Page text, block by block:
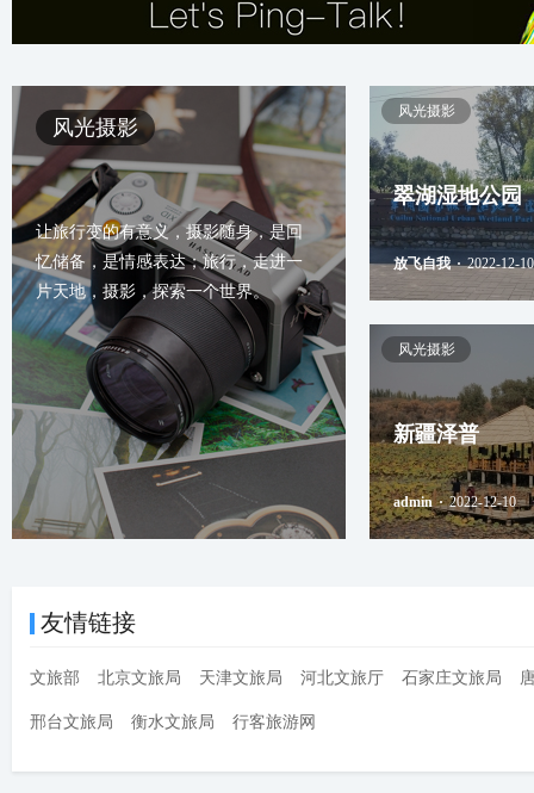
风光摄影
让旅行变的有意义，摄影随身，是回
忆储备，是情感表达；旅行，走进一
片天地，摄影，探索一个世界。
风光摄影
翠湖湿地公园
放飞自我 · 2022-12-10
风光摄影
新疆泽普
admin · 2022-12-10
友情链接
文旅部 北京文旅局 天津文旅局 河北文旅厅 石家庄文旅局
邢台文旅局 衡水文旅局 行客旅游网